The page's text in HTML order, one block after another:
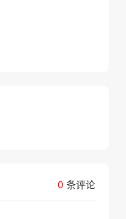
0 条评论